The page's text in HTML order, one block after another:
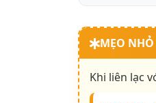
MẸO
Khi liên lạc